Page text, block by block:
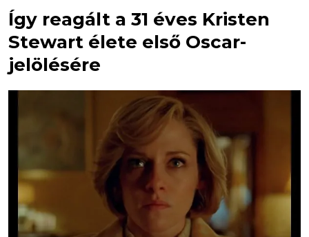
Így reagált a 31 éves Kristen
Stewart élete első Oscar-
jelölésére